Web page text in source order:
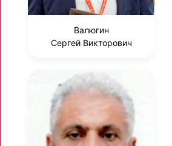
Валюгин
Сергей Викторович